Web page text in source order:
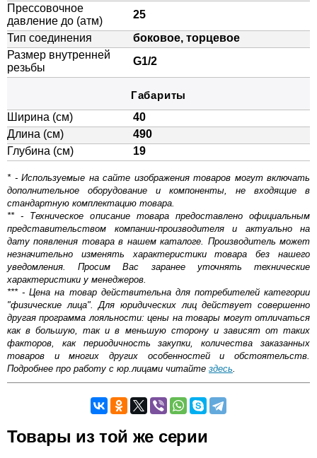
Прессовочное
давление до (атм)
25
Тип соединения
боковое, торцевое
Размер внутренней
резьбы
G1/2
Габариты
Ширина (см)
40
Длина (см)
490
Глубина (см)
19
* - Используемые на сайте изображения товаров могут включать
дополнительное оборудование и компоненты, не входящие в
стандартную комплектацию товара.
** - Техническое описание товара предоставлено официальным
представительством компании-производителя и актуально на
дату появления товара в нашем каталоге. Производитель может
незначительно изменять характеристики товара без нашего
уведомления. Просим Вас заранее уточнять технические
характеристики у менеджеров.
*** - Цена на товар действительна для потребителей категории
"физические лица". Для юридических лиц действует совершенно
другая программа лояльности: цены на товары могут отличаться
как в большую, так и в меньшую сторону и зависят от таких
факторов, как периодичность закупки, количества заказанных
товаров и многих других особенностей и обстоятельств.
Подробнее про работу с юр.лицами читайте здесь.
Оставьте отзыв
Товары из той же серии